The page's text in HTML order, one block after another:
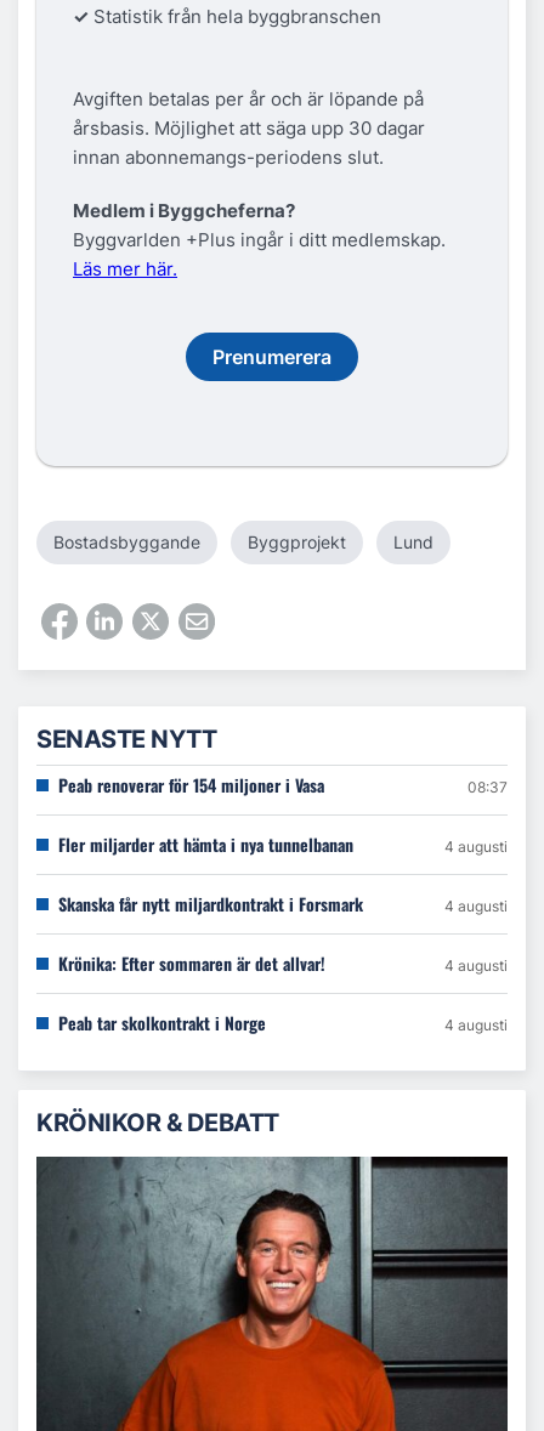
✓ Statistik från hela byggbranschen
Avgiften betalas per år och är löpande på
årsbasis. Möjlighet att säga upp 30 dagar
innan abonnemangs-periodens slut.
Medlem i Byggcheferna?
Byggvarlden +Plus ingår i ditt medlemskap.
Läs mer här.
Prenumerera
Bostadsbyggande Byggprojekt Lund
SENASTE NYTT
Peab renoverar för 154 miljoner i Vasa 08:37
Fler miljarder att hämta i nya tunnelbanan 4 augusti
Skanska får nytt miljardkontrakt i Forsmark 4 augusti
Krönika: Efter sommaren är det allvar! 4 augusti
Peab tar skolkontrakt i Norge 4 augusti
KRÖNIKOR & DEBATT